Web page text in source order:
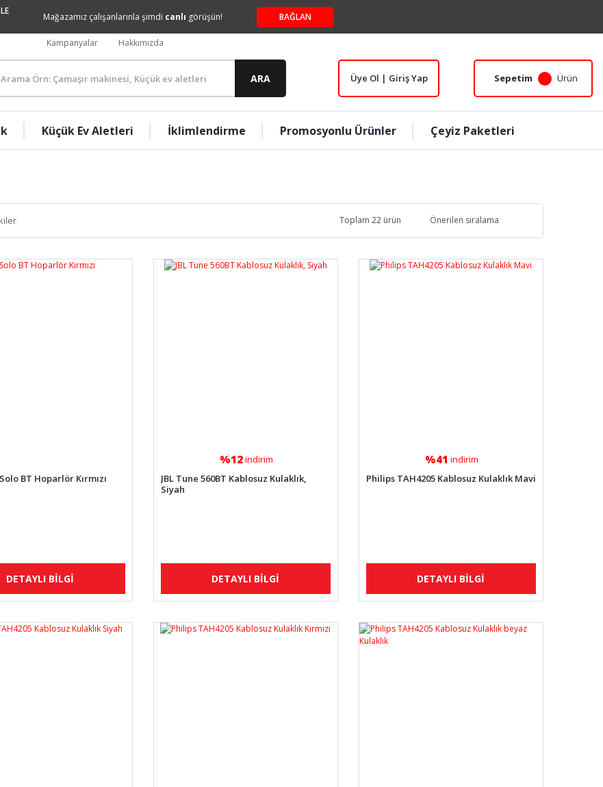
Mağazamız çalışanlarınla şimdi canlı görüşün! BAĞLAN
Kampanyalar Hakkımızda
ARA Üye Ol | Giriş Yap Sepetim Ürün
Küçük Ev Aletleri İklimlendirme Promosyonlu Ürünler Çeyiz Paketleri
Toplam 22 ürün
BT Hoparlör Kırmızı
DETAYLI BİLGİ
%12indirim
JBL Tune 560BT Kablosuz Kulaklık,
Siyah
DETAYLI BİLGİ
%41 indirim
Philips TAH4205 Kablosuz Kulaklık Mavi
DETAYLI BİLGİ